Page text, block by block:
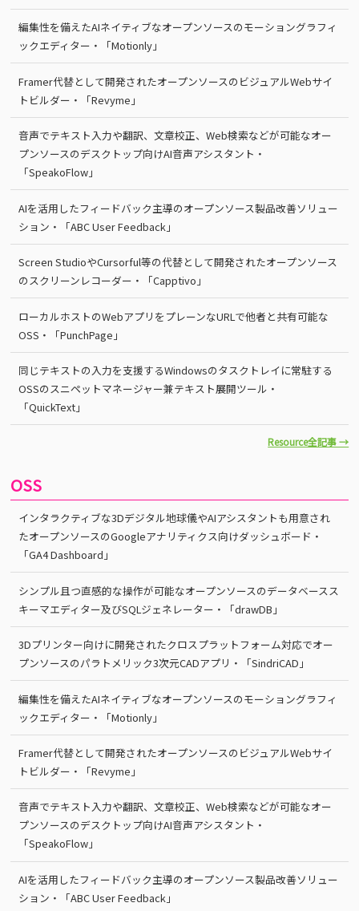
編集性を備えたAIネイティブなオープンソースのモーショングラフィ
ックエディター・「Motionly」
Framer代替として開発されたオープンソースのビジュアルWebサイ
トビルダー・「Revyme」
音声でテキスト入力や翻訳、文章校正、Web検索などが可能なオー
プンソースのデスクトップ向けAI音声アシスタント・
「SpeakoFlow」
AIを活用したフィードバック主導のオープンソース製品改善ソリュー
ション・「ABC User Feedback」
Screen StudioやCursorful等の代替として開発されたオープンソース
のスクリーンレコーダー・「Capptivo」
ローカルホストのWebアプリをプレーンなURLで他者と共有可能な
OSS・「PunchPage」
同じテキストの入力を支援するWindowsのタスクトレイに常駐する
OSSのスニペットマネージャー兼テキスト展開ツール・
「QuickText」
Resource全記事 →
OSS
インタラクティブな3Dデジタル地球儀やAIアシスタントも用意され
たオープンソースのGoogleアナリティクス向けダッシュボード・
「GA4 Dashboard」
シンプル且つ直感的な操作が可能なオープンソースのデータベースス
キーマエディター及びSQLジェネレーター・「drawDB」
3Dプリンター向けに開発されたクロスプラットフォーム対応でオー
プンソースのパラトメリック3次元CADアプリ・「SindriCAD」
編集性を備えたAIネイティブなオープンソースのモーショングラフィ
ックエディター・「Motionly」
Framer代替として開発されたオープンソースのビジュアルWebサイ
トビルダー・「Revyme」
音声でテキスト入力や翻訳、文章校正、Web検索などが可能なオー
プンソースのデスクトップ向けAI音声アシスタント・
「SpeakoFlow」
AIを活用したフィードバック主導のオープンソース製品改善ソリュー
ション・「ABC User Feedback」